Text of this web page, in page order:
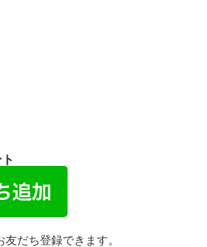
だち登録できます。